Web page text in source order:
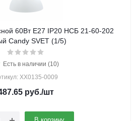
60Вт Е27 IP20 НСБ 21-60-202
Candy SVET (1/5)
Есть в наличии (10)
ХХ0135-0009
руб./шт